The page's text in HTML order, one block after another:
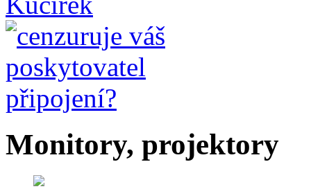
Monitory, projektory